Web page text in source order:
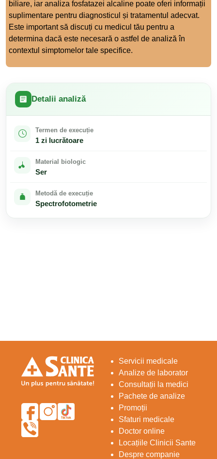
biliare, iar analiza fosfatazei alcaline poate oferi informații
suplimentare pentru diagnosticul și tratamentul adecvat.
Este important să discuți cu medicul tău pentru a
determina dacă este necesară o astfel de analiză în
contextul simptomelor tale specifice.
Detalii analiză
Termen de execuție
1 zi lucrătoare
Material biologic
Ser
Metodă de execuție
Spectrofotometrie
Servicii medicale
Analize de laborator
Consultații la medici
Pachete de analize
Promoții
Sfaturi medicale
Doctor online
Locațiile Clinicii Sante
Despre companie